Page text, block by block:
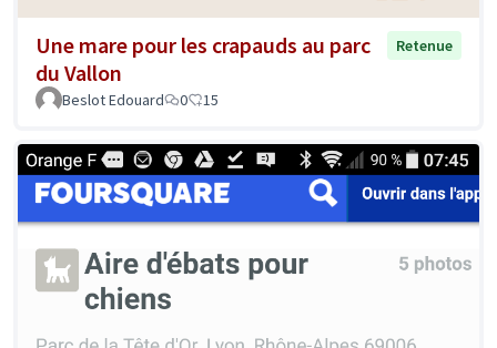
Une mare pour les crapauds au parc
du Vallon
Retenue
Beslot Edouard 0 15